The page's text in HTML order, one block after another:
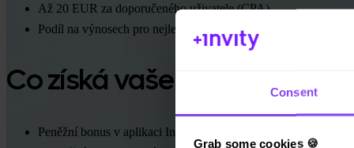
Consent
Grab some cookies 🍪
Až 20 EUR za doporučeného uživatele (CPA)
Podíl na výnosech pro nejlepší partnery
Co získá vaše publikum
Peněžní bonus v aplikaci Invity po první transakci